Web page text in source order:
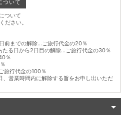
ついて
ついて
ださい。
前までの解除…ご旅行代金の20％
たる日から2日目の解除…ご旅行代金の30％
％
旅行代金の100％
営業時間内に解除する旨をお申し出いただ